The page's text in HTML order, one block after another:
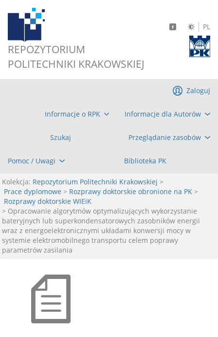
REPOZYTORIUM
POLITECHNIKI KRAKOWSKIEJ
PL
Informacje o RPK Informacje dla Autorów
Szukaj Przeglądanie zasobów
Pomoc / Uwagi Biblioteka PK
Zaloguj
Kolekcja: Repozytorium Politechniki Krakowskiej >
Prace dyplomowe > Rozprawy doktorskie obronione na PK >
Rozprawy doktorskie WIEiK
> Opracowanie algorytmów optymalizujących wykorzystanie
bateryjnych lub superkondensatorowych zasobników energii
wraz z energoelektronicznymi układami konwersji mocy w
systemie elektromobilnego transportu celem poprawy
parametrów zasilania